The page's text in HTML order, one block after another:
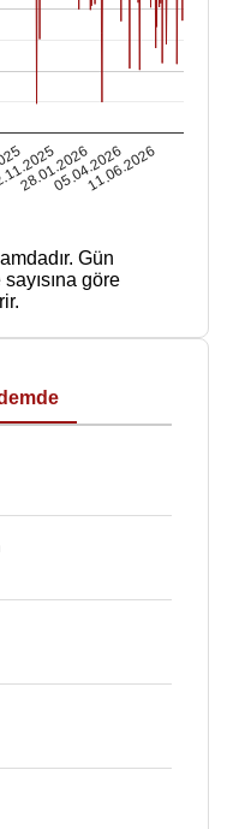
28.01.2026
05.04.2026
11.06.2026
Gün
göre